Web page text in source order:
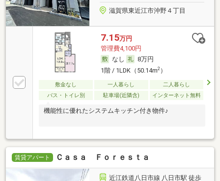
滋賀県東近江市沖野４丁目
7.15万円
管理費4,100円
なし
8万円
1階 / 1LDK（50.14m2）
敷金なし 一人暮らし
二人暮らし
バス・トイレ別
駐車場(近隣含) インターネット無料
機能性に優れたシステムキッチン付き物件♪
賃貸アパート Ｃａｓａ Ｆｏｒｅｓｔａ
近江鉄道八日市線 八日市駅 徒歩